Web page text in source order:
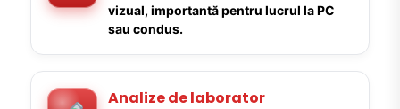
vizual, importantă pentru lucrul la PC
sau condus.
Analize de laborator